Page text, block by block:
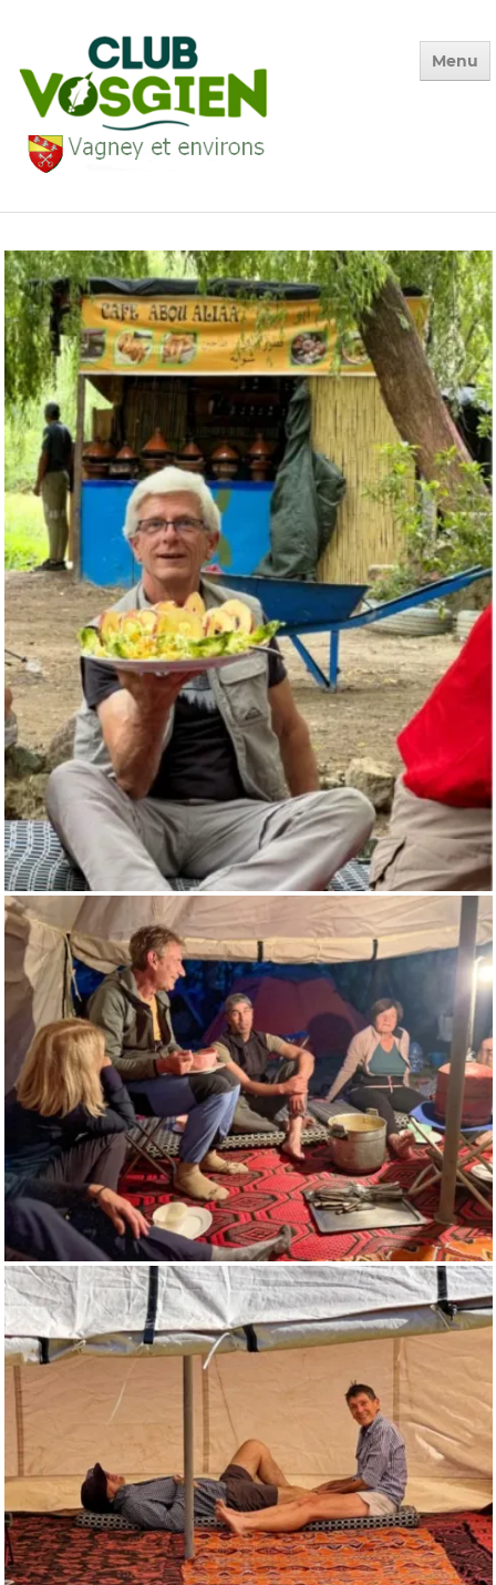
Menu
Qui sommes-nous ?
Calendrier
Photos des Sorties▼
La Vie du Club▼
Environnement ▼
Adhésion